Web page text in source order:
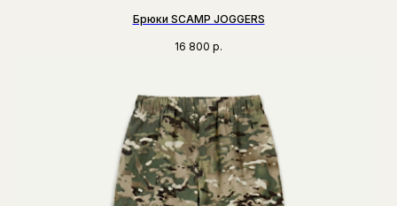
Брюки SCAMP JOGGERS
16 800 р.